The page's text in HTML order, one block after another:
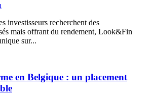
investisseurs recherchent des
mais offrant du rendement, Look&Fin
sur...
en Belgique : un placement